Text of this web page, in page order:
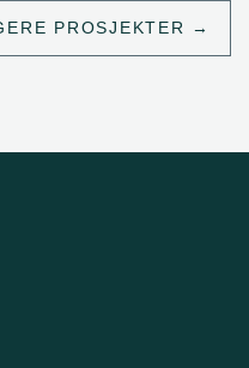
PROSJEKTER